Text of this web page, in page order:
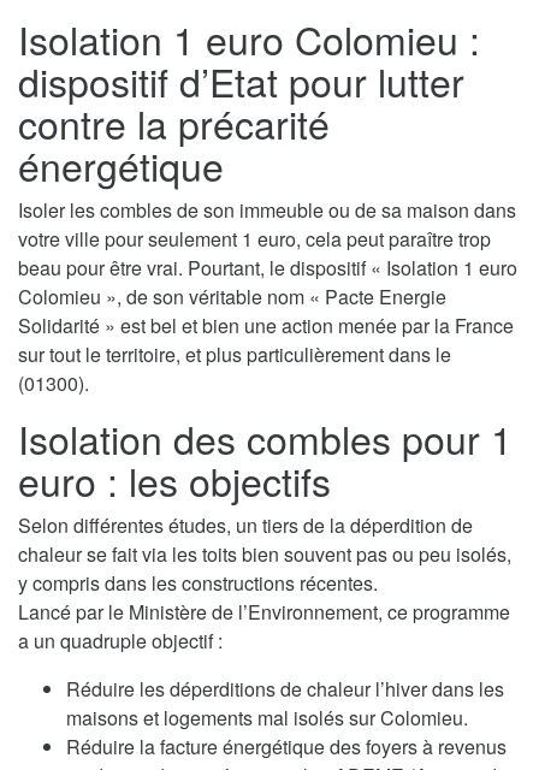
Isolation 1 euro Colomieu :
dispositif d’Etat pour lutter
contre la précarité
énergétique
Isoler les combles de son immeuble ou de sa maison dans
votre ville pour seulement 1 euro, cela peut paraître trop
beau pour être vrai. Pourtant, le dispositif « Isolation 1 euro
Colomieu », de son véritable nom « Pacte Energie
Solidarité » est bel et bien une action menée par la France
sur tout le territoire, et plus particulièrement dans le
(01300).
Isolation des combles pour 1
euro : les objectifs
Selon différentes études, un tiers de la déperdition de
chaleur se fait via les toits bien souvent pas ou peu isolés,
y compris dans les constructions récentes.
Lancé par le Ministère de l’Environnement, ce programme
a un quadruple objectif :
Réduire les déperditions de chaleur l’hiver dans les
maisons et logements mal isolés sur Colomieu.
Réduire la facture énergétique des foyers à revenus